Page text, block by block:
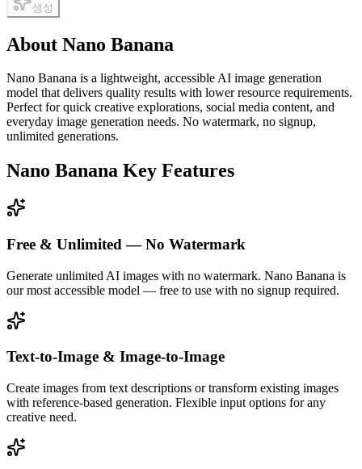
생성
About Nano Banana
Nano Banana is a lightweight, accessible AI image generation
model that delivers quality results with lower resource requirements.
Perfect for quick creative explorations, social media content, and
everyday image generation needs. No watermark, no signup,
unlimited generations.
Nano Banana Key Features
Free & Unlimited — No Watermark
Generate unlimited AI images with no watermark. Nano Banana is
our most accessible model — free to use with no signup required.
Text-to-Image & Image-to-Image
Create images from text descriptions or transform existing images
with reference-based generation. Flexible input options for any
creative need.